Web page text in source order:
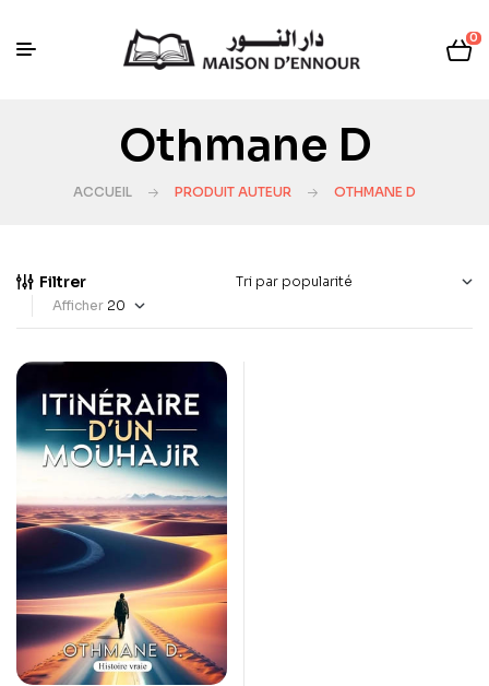
0
Othmane D
ACCUEIL PRODUIT AUTEUR OTHMANE D
Filtrer
Afficher